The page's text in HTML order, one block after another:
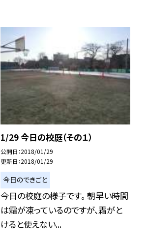
1/29 今日の校庭（その１）
公開日 2018/01/29
更新日 2018/01/29
今日のできごと
今日の校庭の様子です。 朝早い時間
は霜が凍っているのですが、霜がと
けると使えない...